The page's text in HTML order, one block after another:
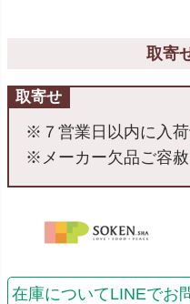
取寄
取寄せ
※７営業日以内に入荷
※メーカー欠品ご容赦
在庫についてLINEでお